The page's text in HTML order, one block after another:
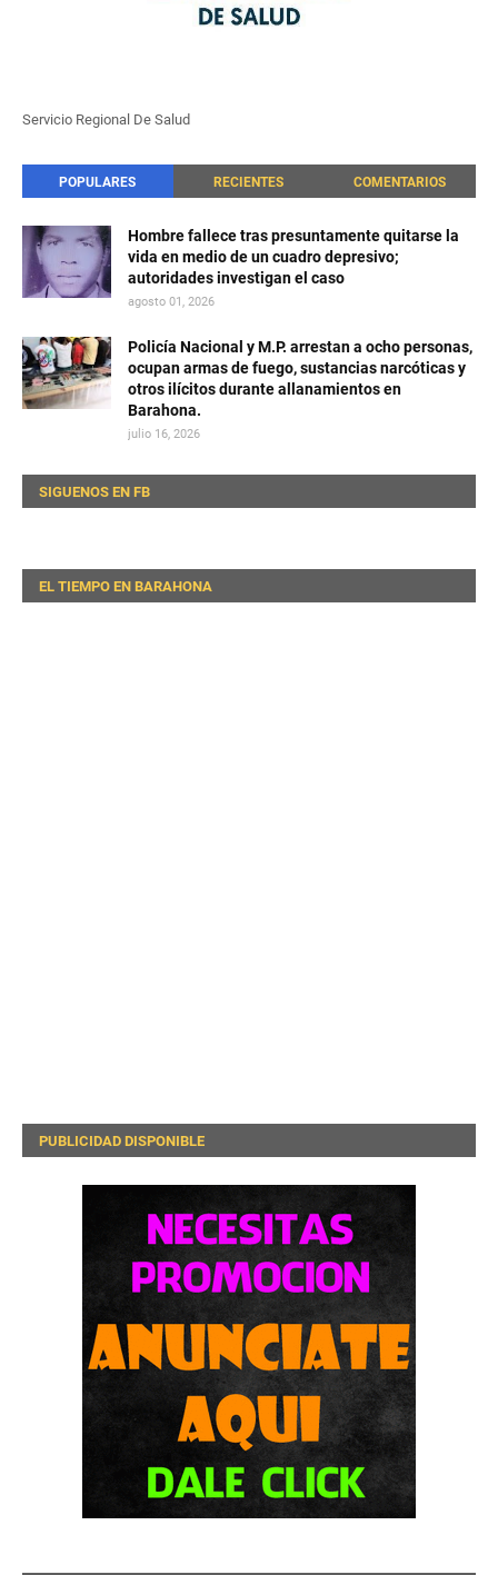
Servicio Regional De Salud
POPULARES RECIENTES COMENTARIOS
Hombre fallece tras presuntamente quitarse la
vida en medio de un cuadro depresivo;
autoridades investigan el caso
agosto 01, 2026
Policía Nacional y M.P. arrestan a ocho personas,
ocupan armas de fuego, sustancias narcóticas y
otros ilícitos durante allanamientos en
Barahona.
julio 16, 2026
SIGUENOS EN FB
EL TIEMPO EN BARAHONA
PUBLICIDAD DISPONIBLE